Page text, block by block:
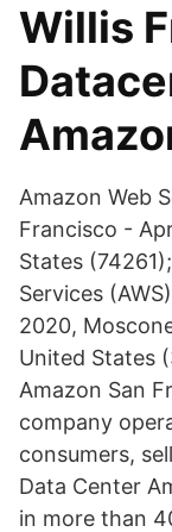
Willis
Amazon Web
Francisco -
States
Services
2020,
United States
Amazon San
company
consumers,
Data Center
in more than